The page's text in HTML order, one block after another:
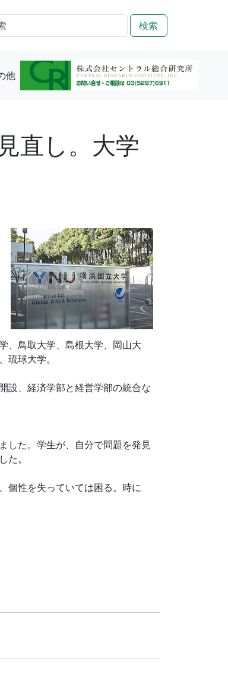
検索
他
直し。大学
、鳥取大学、島根大学、岡山大
球大学。
設、経済学部と経営学部の統合な
した。学生が、自分で問題を発見
。
個性を失っていては困る。時に